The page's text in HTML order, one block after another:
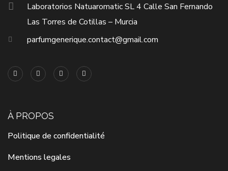
Laboratorios Natuaromatic SL 4 Calle San Fernando
Las Torres de Cotillas – Murcia
parfumgenerique.contact@gmail.com
À PROPOS
Politique de confidentialité
Mentions legales